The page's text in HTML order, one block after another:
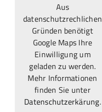
Aus
datenschutzrechlichen
Gründen benötigt
Google Maps Ihre
Einwilligung um
geladen zu werden.
Mehr Informationen
finden Sie unter
Datenschutzerkärung.